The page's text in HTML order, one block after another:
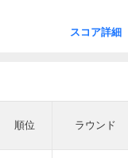
スコア詳細
順位 ラウンド